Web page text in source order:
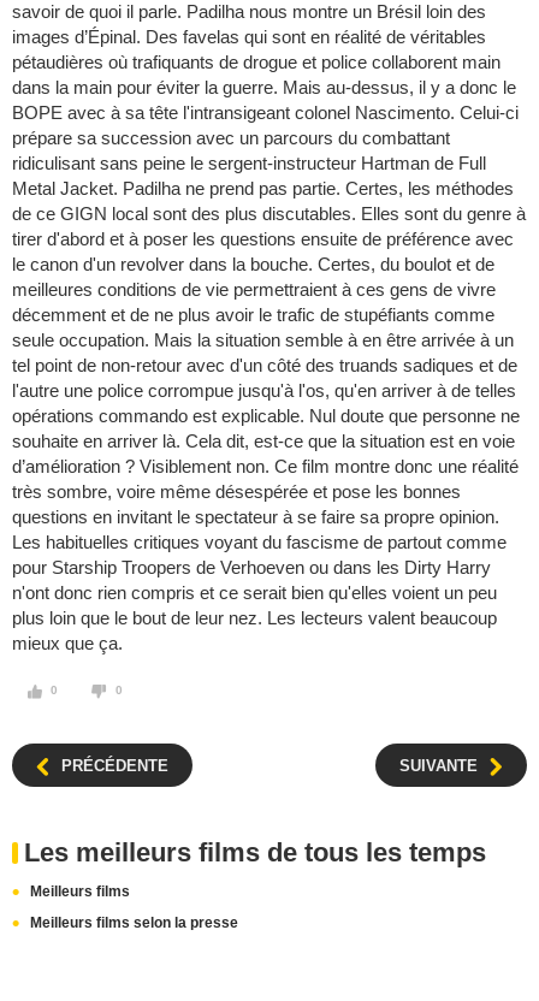
savoir de quoi il parle. Padilha nous montre un Brésil loin des
images d’Épinal. Des favelas qui sont en réalité de véritables
pétaudières où trafiquants de drogue et police collaborent main
dans la main pour éviter la guerre. Mais au-dessus, il y a donc le
BOPE avec à sa tête l'intransigeant colonel Nascimento. Celui-ci
prépare sa succession avec un parcours du combattant
ridiculisant sans peine le sergent-instructeur Hartman de Full
Metal Jacket. Padilha ne prend pas partie. Certes, les méthodes
de ce GIGN local sont des plus discutables. Elles sont du genre à
tirer d'abord et à poser les questions ensuite de préférence avec
le canon d'un revolver dans la bouche. Certes, du boulot et de
meilleures conditions de vie permettraient à ces gens de vivre
décemment et de ne plus avoir le trafic de stupéfiants comme
seule occupation. Mais la situation semble à en être arrivée à un
tel point de non-retour avec d'un côté des truands sadiques et de
l'autre une police corrompue jusqu'à l'os, qu'en arriver à de telles
opérations commando est explicable. Nul doute que personne ne
souhaite en arriver là. Cela dit, est-ce que la situation est en voie
d’amélioration ? Visiblement non. Ce film montre donc une réalité
très sombre, voire même désespérée et pose les bonnes
questions en invitant le spectateur à se faire sa propre opinion.
Les habituelles critiques voyant du fascisme de partout comme
pour Starship Troopers de Verhoeven ou dans les Dirty Harry
n'ont donc rien compris et ce serait bien qu'elles voient un peu
plus loin que le bout de leur nez. Les lecteurs valent beaucoup
mieux que ça.
0 0
PRÉCÉDENTE SUIVANTE
Les meilleurs films de tous les temps
Meilleurs films
Meilleurs films selon la presse